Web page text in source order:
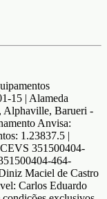
15 | Alameda
Alphaville, Barueri -
Anvisa:
1.23837.5 |
351500404-
464-
Maciel de Castro
Carlos Eduardo